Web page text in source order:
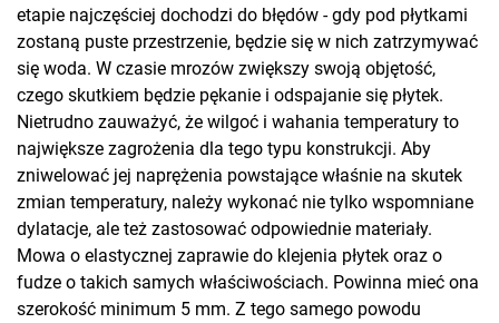
etapie najczęściej dochodzi do błędów - gdy pod płytkami
zostaną puste przestrzenie, będzie się w nich zatrzymywać
się woda. W czasie mrozów zwiększy swoją objętość,
czego skutkiem będzie pękanie i odspajanie się płytek.
Nietrudno zauważyć, że wilgoć i wahania temperatury to
największe zagrożenia dla tego typu konstrukcji. Aby
zniwelować jej naprężenia powstające właśnie na skutek
zmian temperatury, należy wykonać nie tylko wspomniane
dylatacje, ale też zastosować odpowiednie materiały.
Mowa o elastycznej zaprawie do klejenia płytek oraz o
fudze o takich samych właściwościach. Powinna mieć ona
szerokość minimum 5 mm. Z tego samego powodu